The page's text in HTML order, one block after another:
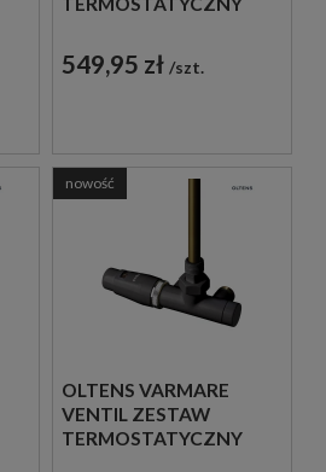
JEDNOOTWOROWY
LEWY CHROM 55905100
549,95 zł szt.
OLTENS VARMARE
VENTIL ZESTAW
TERMOSTATYCZNY
nowość